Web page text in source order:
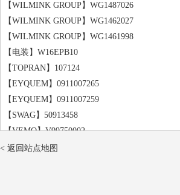
【WILMINK GROUP】WG1487026
【WILMINK GROUP】WG1462027
【WILMINK GROUP】WG1461998
【电装】W16EPB10
【TOPRAN】107124
【EYQUEM】0911007265
【EYQUEM】0911007259
【SWAG】50913458
【VEMO】V99750002
【SWAG】30913509
< 返回站点地图